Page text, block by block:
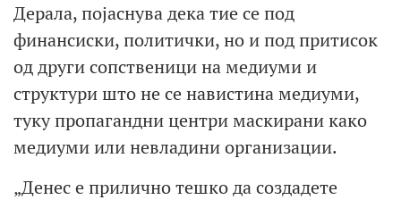
Дерала, појаснува дека тие се под
финансиски, политички, но и под притисок
од други сопственици на медиуми и
структури што не се навистина медиуми,
туку пропагандни центри маскирани како
медиуми или невладини организации.
„Денес е прилично тешко да создадете